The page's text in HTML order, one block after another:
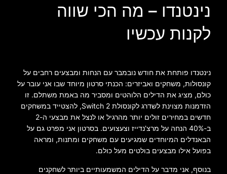
נינטנדו – מה הכי שווה
לקנות עכשיו
נינטנדו פותחת את חודש נובמבר עם הנחות ומבצעים רחבים על
קונסולות, משחקים ואביזרים: הכנתי סרטון מיוחד שבו אני עובר על
כולם, מציג את הדילים הלוהטים ומסביר מה באמת משתלם. זו
הזדמנות מצוינת לשדרג לקונסולת Switch 2, להצטייד במשחקים
חדשים במחירים זולים יותר מהרגיל או לנצל את מבצעי ה-2
ב-40% הנחה על מרצ’נדייז וצעצועים. בסרטון אני מפרט גם על
הבאנדלים המיוחדים שמגיעים עם משחקים ומתנות, ומראה
בפועל אילו מבצעים בולטים מעל כולם.
בנוסף, אני מדבר על הדילים המשמעותיים ביותר לשחקנים